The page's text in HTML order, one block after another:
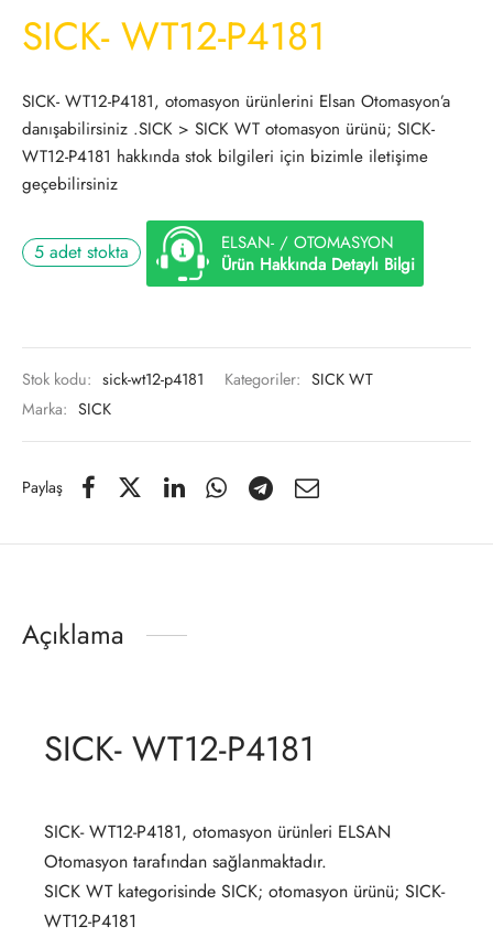
SICK- WT12-P4181
SICK- WT12-P4181, otomasyon ürünlerini Elsan Otomasyon’a
danışabilirsiniz .SICK > SICK WT otomasyon ürünü; SICK-
WT12-P4181 hakkında stok bilgileri için bizimle iletişime
geçebilirsiniz
5 adet stokta
ELSAN- / OTOMASYON
Ürün Hakkında Detaylı Bilgi
Stok kodu: sick-wt12-p4181 Kategoriler: SICK WT
Marka: SICK
Paylaş
Açıklama
SICK- WT12-P4181
SICK- WT12-P4181, otomasyon ürünleri ELSAN
Otomasyon tarafından sağlanmaktadır.
SICK WT kategorisinde SICK; otomasyon ürünü; SICK-
WT12-P4181